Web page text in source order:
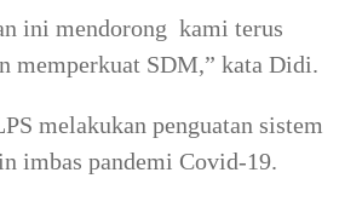
ini mendorong kami terus
memperkuat SDM,” kata Didi.
melakukan penguatan sistem
imbas pandemi Covid-19.